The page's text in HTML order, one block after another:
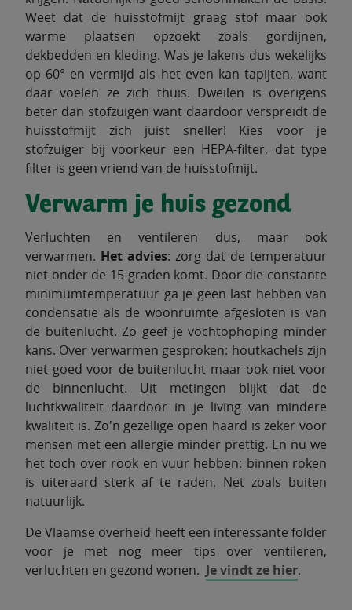
Weet dat de huisstofmijt graag stof maar ook
warme plaatsen opzoekt zoals gordijnen,
dekbedden en kleding. Was je lakens dus wekelijks
op 60° en vermijd als het even kan tapijten, want
daar voelen ze zich thuis. Dweilen is overigens
beter dan stofzuigen want daardoor verspreidt de
huisstofmijt zich juist sneller! Kies voor je
stofzuiger bij voorkeur een HEPA-filter, dat type
filter is geen vriend van de huisstofmijt.
Verwarm je huis gezond
Verluchten en ventileren dus, maar ook
verwarmen. Het advies: zorg dat de temperatuur
niet onder de 15 graden komt. Door die constante
minimumtemperatuur ga je geen last hebben van
condensatie als de woonruimte afgesloten is van
de buitenlucht. Zo geef je vochtophoping minder
kans. Over verwarmen gesproken: houtkachels zijn
niet goed voor de buitenlucht maar ook niet voor
de binnenlucht. Uit metingen blijkt dat de
luchtkwaliteit daardoor in je living van mindere
kwaliteit is. Zo'n gezellige open haard is zeker voor
mensen met een allergie minder prettig. En nu we
het toch over rook en vuur hebben: binnen roken
is uiteraard sterk af te raden. Net zoals buiten
natuurlijk.
De Vlaamse overheid heeft een interessante folder
voor je met nog meer tips over ventileren,
verluchten en gezond wonen. Je vindt ze hier.